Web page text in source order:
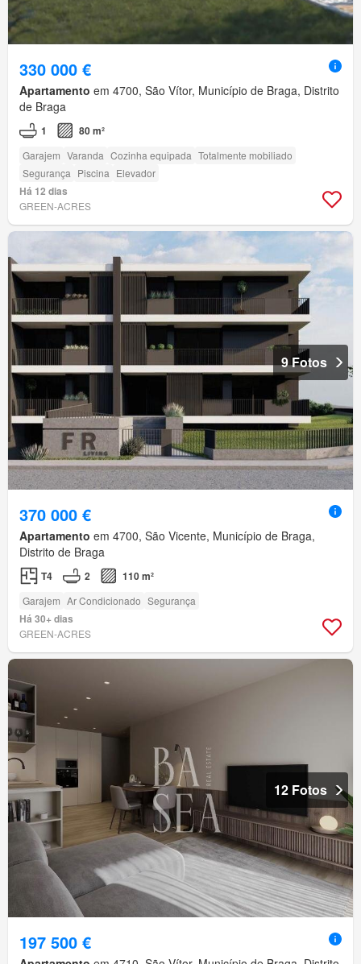
330 000 €
Apartamento em 4700, São Vítor, Município de Braga, Distrito
de Braga
1 80 m²
Garajem Varanda Cozinha equipada Totalmente mobiliado
Segurança Piscina Elevador
Há 12 dias
GREEN-ACRES
9 Fotos
370 000 €
Apartamento em 4700, São Vicente, Município de Braga,
Distrito de Braga
T4 2 110 m²
Garajem Ar Condicionado Segurança
Há 30+ dias
GREEN-ACRES
12 Fotos
197 500 €